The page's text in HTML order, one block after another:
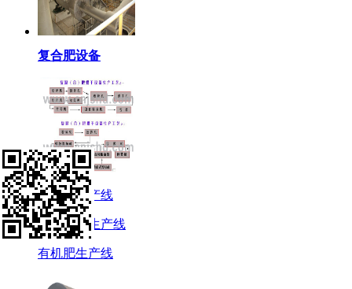
复合肥设备
复合肥生产线
有机肥生产线